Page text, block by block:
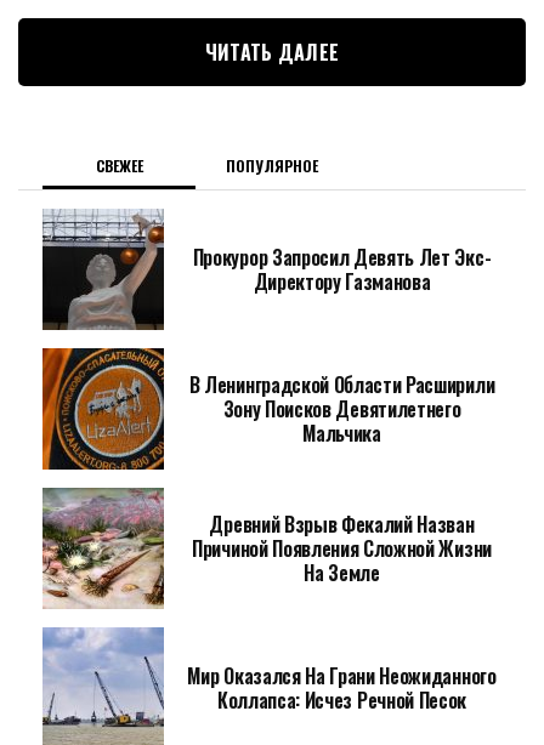
ЧИТАТЬ ДАЛЕЕ
СВЕЖЕЕ ПОПУЛЯРНОЕ
Прокурор Запросил Девять Лет Экс-
Директору Газманова
В Ленинградской Области Расширили
Зону Поисков Девятилетнего
Мальчика
Древний Взрыв Фекалий Назван
Причиной Появления Сложной Жизни
На Земле
Мир Оказался На Грани Неожиданного
Коллапса: Исчез Речной Песок